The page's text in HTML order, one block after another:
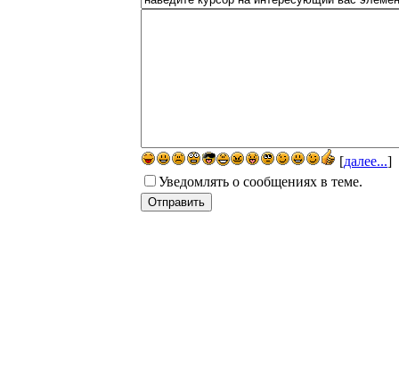
[далее...]
Уведомлять о сообщениях в теме.